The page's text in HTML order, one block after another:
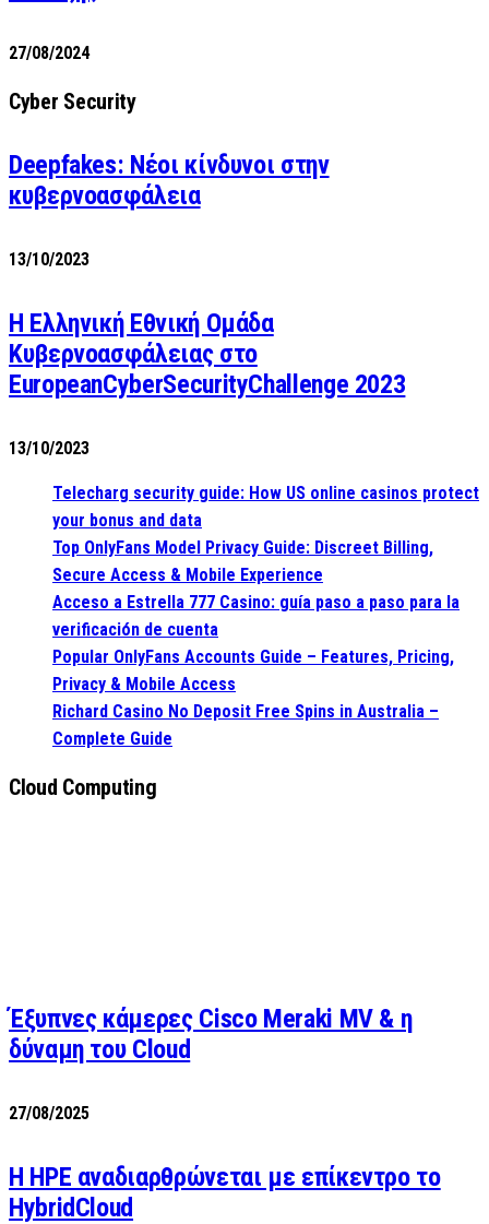
27/08/2024
Cyber Security
Deepfakes: Νέοι κίνδυνοι στην
κυβερνοασφάλεια
13/10/2023
Η Ελληνική Εθνική Ομάδα
Κυβερνοασφάλειας στο
EuropeanCyberSecurityChallenge 2023
13/10/2023
Telecharg security guide: How US online casinos protect
your bonus and data
Top OnlyFans Model Privacy Guide: Discreet Billing,
Secure Access & Mobile Experience
Acceso a Estrella 777 Casino: guía paso a paso para la
verificación de cuenta
Popular OnlyFans Accounts Guide – Features, Pricing,
Privacy & Mobile Access
Richard Casino No Deposit Free Spins in Australia –
Complete Guide
Cloud Computing
Έξυπνες κάμερες Cisco Meraki MV & η
δύναμη του Cloud
27/08/2025
H HPE αναδιαρθρώνεται με επίκεντρο το
HybridCloud